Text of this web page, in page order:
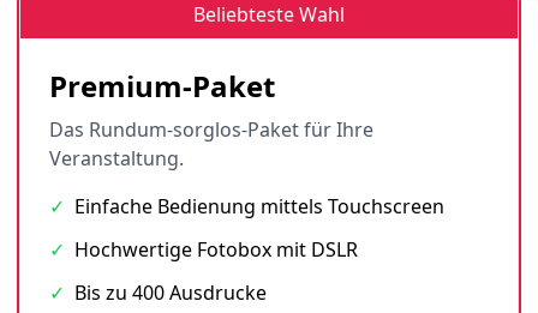
Beliebteste Wahl
Premium-Paket
Das Rundum-sorglos-Paket für Ihre
Veranstaltung.
✓ Einfache Bedienung mittels Touchscreen
✓ Hochwertige Fotobox mit DSLR
✓ Bis zu 400 Ausdrucke